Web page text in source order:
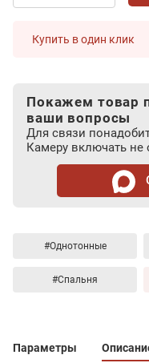
Купить в один клик
Покажем товар
ваши вопросы
Для связи
Камеру включать не
#Однотонные
#Спальня
Параметры